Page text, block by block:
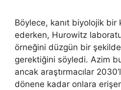
Böylece, kanıt biyolojik bir
ederken, Hurowitz
örneğini düzgün bir
gerektiğini söyledi. Azim
ancak araştırmacılar
dönene kadar onlara